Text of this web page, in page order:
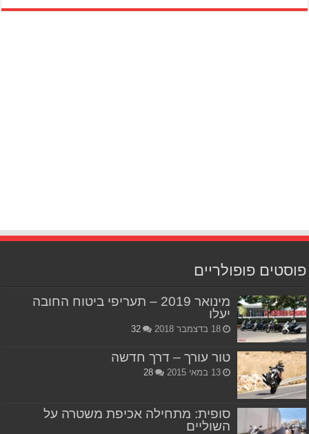
פוסטים פופולריים
מינואר 2019 – תעריפי ביטוח החובה
יעלו
18 בדצמבר 2018 32
טור עורך – דרך חדשה
13 במאי 2015 28
סופית: מתחילה אכיפת משטרה על
השוליים